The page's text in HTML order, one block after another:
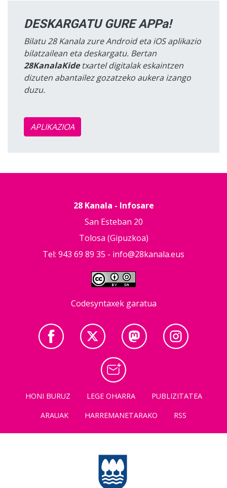
DESKARGATU GURE APPa!
Bilatu 28 Kanala zure Android eta iOS aplikazio
bilatzailean eta deskargatu. Bertan
28KanalaKidetxartel digitalak eskaintzen
dizuten abantailez gozatzeko aukera izango
duzu.
APLIKAZIOA
28 Kanala - Infosare
San Esteban 20
Tolosa (Gipuzkoa)
Tel: 943 69 89 35 - info@28kanala.eus
Codesyntaxek garatua
HONI BURUZ LEGE OHARRA
PUBLIZITATEA
ARAUAK
HARREMANETARAKO RSS